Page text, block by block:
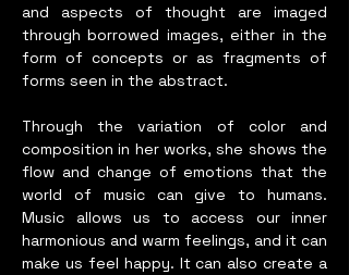
and aspects of thought are imaged
through borrowed images, either in the
form of concepts or as fragments of
forms seen in the abstract.
Through the variation of color and
composition in her works, she shows the
flow and change of emotions that the
world of music can give to humans.
Music allows us to access our inner
harmonious and warm feelings, and it can
make us feel happy. It can also create a